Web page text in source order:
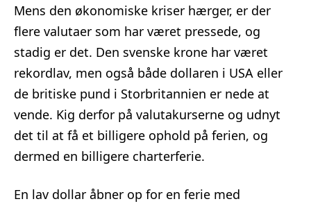
Mens den økonomiske kriser hærger, er der
flere valutaer som har været pressede, og
stadig er det. Den svenske krone har været
rekordlav, men også både dollaren i USA eller
de britiske pund i Storbritannien er nede at
vende. Kig derfor på valutakurserne og udnyt
det til at få et billigere ophold på ferien, og
dermed en billigere charterferie.
En lav dollar åbner op for en ferie med